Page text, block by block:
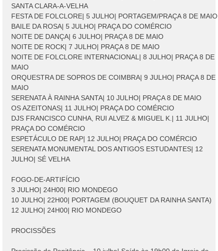
SANTA CLARA-A-VELHA
FESTA DE FOLCLORE| 5 JULHO| PORTAGEM/PRAÇA 8 DE MAIO
BAILE DA ROSA| 5 JULHO| PRAÇA DO COMÉRCIO
NOITE DE DANÇA| 6 JULHO| PRAÇA 8 DE MAIO
NOITE DE ROCK| 7 JULHO| PRAÇA 8 DE MAIO
NOITE DE FOLCLORE INTERNACIONAL| 8 JULHO| PRAÇA 8 DE
MAIO
ORQUESTRA DE SOPROS DE COIMBRA| 9 JULHO| PRAÇA 8 DE
MAIO
SERENATA À RAINHA SANTA| 10 JULHO| PRAÇA 8 DE MAIO
OS AZEITONAS| 11 JULHO| PRAÇA DO COMÉRCIO
DJS FRANCISCO CUNHA, RUI ALVEZ & MIGUEL K.| 11 JULHO|
PRAÇA DO COMÉRCIO
ESPETÁCULO DE RAP| 12 JULHO| PRAÇA DO COMÉRCIO
SERENATA MONUMENTAL DOS ANTIGOS ESTUDANTES| 12
JULHO| SÉ VELHA
FOGO-DE-ARTIFÍCIO
3 JULHO| 24H00| RIO MONDEGO
10 JULHO| 22H00| PORTAGEM (BOUQUET DA RAINHA SANTA)
12 JULHO| 24H00| RIO MONDEGO
PROCISSÕES